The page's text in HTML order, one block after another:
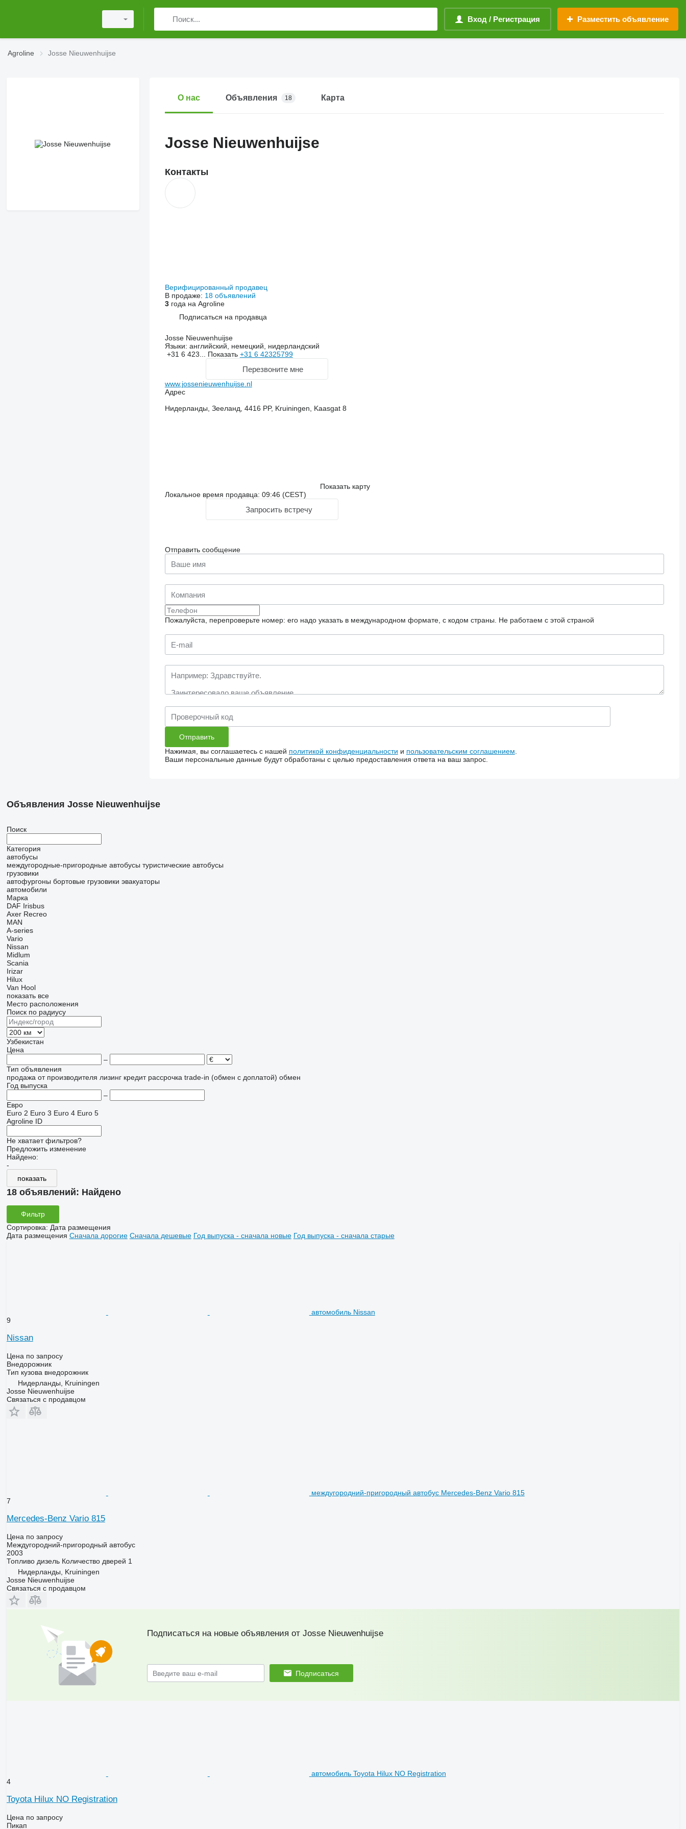
Вход / Регистрация Разместить объявление
Agroline Josse Nieuwenhuijse
О нас Объявления 18 Карта
Josse Nieuwenhuijse
Контакты
Верифицированный продавец
В продаже: 18 объявлений
3года на Agroline
Подписаться на продавца
Josse Nieuwenhuijse
Языки: английский, немецкий, нидерландский
+31 6 423... Показать +31 6 42325799
Перезвоните мне
www.jossenieuwenhuijse.nl
Адрес
Нидерланды, Зееланд, 4416 PP, Kruiningen, Kaasgat 8
Показать карту
Локальное время продавца: 09:46 (CEST)
Запросить встречу
Отправить сообщение
Пожалуйста, перепроверьте номер: его надо указать в международном формате, с кодом страны. Не работаем с этой страной
Нажимая, вы соглашаетесь с нашей политикой конфиденциальности и пользовательским соглашением
Ваши персональные данные будут обработаны с целью предоставления ответа на ваш запрос.
Объявления Josse Nieuwenhuijse
Поиск
Категория
автобусы
междугородные-пригородные автобусы туристические автобусы
грузовики
автофургоны бортовые грузовики эвакуаторы
автомобили
Марка
DAF Irisbus
Axer Recreo
MAN
A-series
Vario
Nissan
Midlum
Scania
Irizar
Hilux
Van Hool
показать все
Место расположения
Поиск по радиусу
Узбекистан
Цена
–
Тип объявления
продажа от производителя лизинг кредит рассрочка trade-in (обмен с доплатой) обмен
Год выпуска
–
Евро
Euro 2 Euro 3 Euro 4 Euro 5
Agroline ID
Не хватает фильтров?
Предложить изменение
Найдено:
-
показать
18 объявлений: Найдено
Фильтр
Сортировка: Дата размещения
Дата размещения Сначала дорогие Сначала дешевые Год выпуска - сначала новые Год выпуска - сначала старые
автомобиль Nissan
9
Nissan
Цена по запросу
Внедорожник
Тип кузова внедорожник
Нидерланды, Kruiningen
Josse Nieuwenhuijse
Связаться с продавцом
междугородний-пригородный автобус Mercedes-Benz Vario 815
7
Mercedes-Benz Vario 815
Цена по запросу
Междугородний-пригородный автобус
2003
Топливо дизель Количество дверей 1
Нидерланды, Kruiningen
Josse Nieuwenhuijse
Связаться с продавцом
Подписаться на новые объявления от Josse Nieuwenhuijse
Подписаться
автомобиль Toyota Hilux NO Registration
4
Toyota Hilux NO Registration
Цена по запросу
Пикап